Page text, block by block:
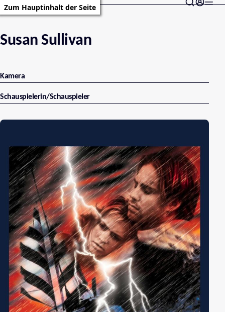
Zum Hauptinhalt der Seite
Susan Sullivan
Kamera
Schauspielerin/Schauspieler